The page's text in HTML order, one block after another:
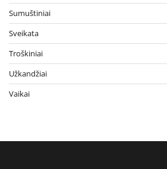
Sumuštiniai
Sveikata
Troškiniai
Užkandžiai
Vaikai